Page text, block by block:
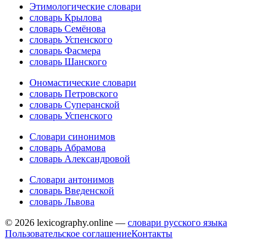
Этимологические словари
словарь Крылова
словарь Семёнова
словарь Успенского
словарь Фасмера
словарь Шанского
Ономастические словари
словарь Петровского
словарь Суперанской
словарь Успенского
Словари синонимов
словарь Абрамова
словарь Александровой
Словари антонимов
словарь Введенской
словарь Львова
© 2026 lexicography.online — словари русского языка
Пользовательское соглашениеКонтакты